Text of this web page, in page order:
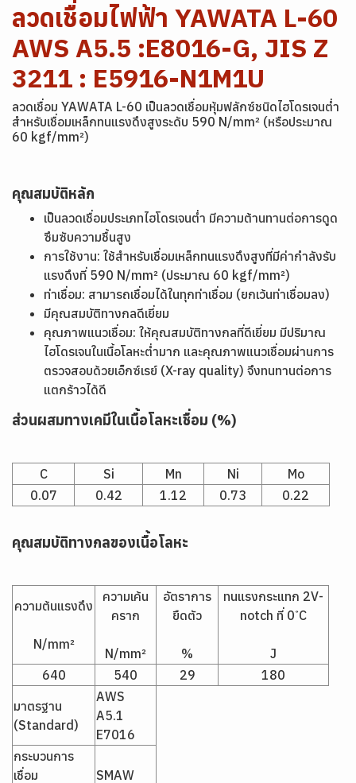
ลวดเชื่อมไฟฟ้า YAWATA L-60
AWS A5.5 :E8016-G, JIS Z
3211 : E5916-N1M1U
ลวดเชื่อม YAWATA L-60 เป็นลวดเชื่อมหุ้มฟลักซ์ชนิดไฮโดรเจนต่ำ
สำหรับเชื่อมเหล็กทนแรงดึงสูงระดับ 590 N/mm² (หรือประมาณ
60 kgf/mm²)
คุณสมบัติหลัก
เป็นลวดเชื่อมประเภทไฮโดรเจนต่ำ มีความต้านทานต่อการดูด
ซึมซับความชื้นสูง
การใช้งาน: ใช้สำหรับเชื่อมเหล็กทนแรงดึงสูงที่มีค่ากำลังรับ
แรงดึงที่ 590 N/mm² (ประมาณ 60 kgf/mm²)
ท่าเชื่อม: สามารถเชื่อมได้ในทุกท่าเชื่อม (ยกเว้นท่าเชื่อมลง)
มีคุณสมบัติทางกลดีเยี่ยม
คุณภาพแนวเชื่อม: ให้คุณสมบัติทางกลที่ดีเยี่ยม มีปริมาณ
ไฮโดรเจนในเนื้อโลหะต่ำมาก และคุณภาพแนวเชื่อมผ่านการ
ตรวจสอบด้วยเอ็กซ์เรย์ (X-ray quality) จึงทนทานต่อการ
แตกร้าวได้ดี
ส่วนผสมทางเคมีในเนื้อโลหะเชื่อม (%)
C Si Mn Ni
Mo
0.07
0.42 1.12 0.73 0.22
คุณสมบัติทางกลของเนื้อโลหะ
ความต้นแรงดึง
N/mm²
ความเค้น
คราก
N/mm²
อัตราการ
ยืดตัว
%
ทนแรงกระแทก 2V-
notch ที่ 0 ํC
J
640
540 29
180
มาตรฐาน
(Standard)
AWS
A5.1
E7016
กระบวนการ
เชื่อม
SMAW